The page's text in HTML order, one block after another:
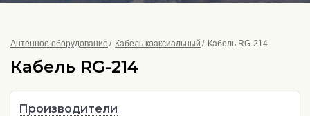
Антенное оборудование Кабель коаксиальный Кабель RG-214
Кабель RG-214
Производители